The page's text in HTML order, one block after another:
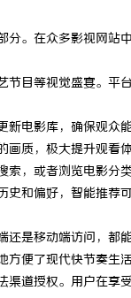
。在众多影视网站
目等视觉盛宴。平
电影库，确保观众
质，极大提升观看体
，或者浏览电影分
和偏好，智能推荐
是移动端访问，都
便了现代快节奏生活
道授权。用户在享